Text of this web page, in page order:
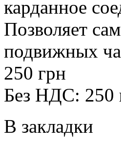
карданное
Позволяет
подвижных
250 грн
Без НДС: 250
В закладки